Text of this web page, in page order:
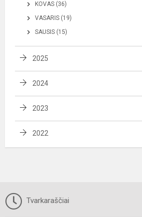
KOVAS (36)
VASARIS (19)
SAUSIS (15)
2025
2024
2023
2022
Tvarkaraščiai